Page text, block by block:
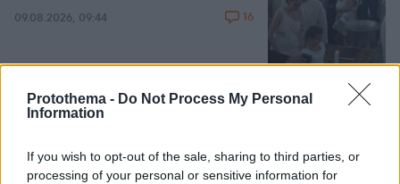
Protothema - Do Not Process My Personal
Information
If you wish to opt-out of the sale, sharing to third parties, or
processing of your personal or sensitive information for
09.08.2026, 09:44 16
Η Κλέλια Ανδριολάτου έκανε γιόγκα
09.08.2026, 15:22 18